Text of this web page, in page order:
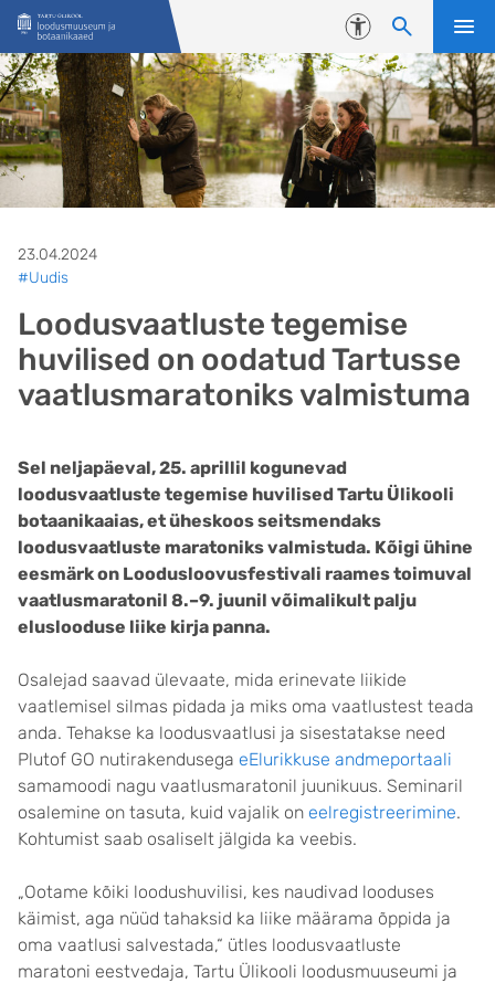
Liigu edasi põhisisu juurde
Juurdepääsetavus
23.04.2024
#Uudis
Loodusvaatluste tegemise
huvilised on oodatud Tartusse
vaatlusmaratoniks valmistuma
Sel neljapäeval, 25. aprillil kogunevad
loodusvaatluste tegemise huvilised Tartu Ülikooli
botaanikaaias, et üheskoos seitsmendaks
loodusvaatluste maratoniks valmistuda. Kõigi ühine
eesmärk on Loodusloovusfestivali raames toimuval
vaatlusmaratonil 8.–9. juunil võimalikult palju
eluslooduse liike kirja panna.
Osalejad saavad ülevaate, mida erinevate liikide
vaatlemisel silmas pidada ja miks oma vaatlustest teada
anda. Tehakse ka loodusvaatlusi ja sisestatakse need
Plutof GO nutirakendusega eElurikkuse andmeportaali
samamoodi nagu vaatlusmaratonil juunikuus. Seminaril
osalemine on tasuta, kuid vajalik on eelregistreerimine.
Kohtumist saab osaliselt jälgida ka veebis.
„Ootame kõiki loodushuvilisi, kes naudivad looduses
käimist, aga nüüd tahaksid ka liike määrama õppida ja
oma vaatlusi salvestada,“ ütles loodusvaatluste
maratoni eestvedaja, Tartu Ülikooli loodusmuuseumi ja